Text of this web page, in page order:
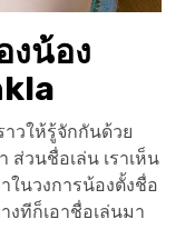
งน้อง
าวให้รู้จักกันด้วย
วนชื่อเล่น เราเห็น
ในวงการน้องตั้งชื่อ
งทีก็เอาชื่อเล่นมา